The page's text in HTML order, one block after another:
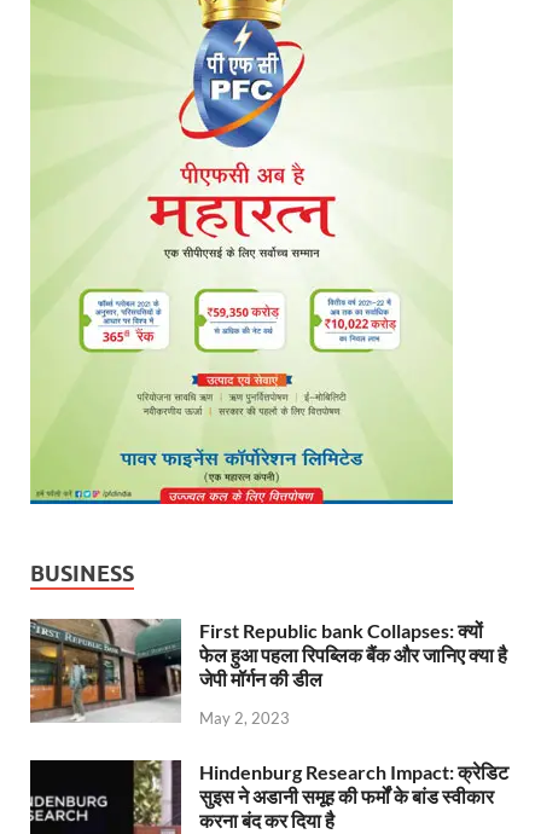
BUSINESS
First Republic bank Collapses: क्यों
फेल हुआ पहला रिपब्लिक बैंक और जानिए क्या है
जेपी मॉर्गन की डील
May 2, 2023
Hindenburg Research Impact: क्रेडिट
सुइस ने अडानी समूह की फर्मों के बांड स्वीकार
करना बंद कर दिया है